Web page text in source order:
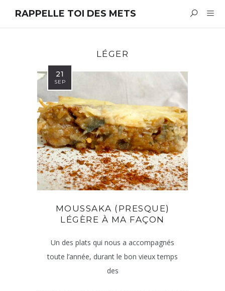
RAPPELLE TOI DES METS
LÉGER
21
SEP
MOUSSAKA (PRESQUE)
LÉGÈRE À MA FAÇON
Un des plats qui nous a accompagnés
toute l’année, durant le bon vieux temps
des